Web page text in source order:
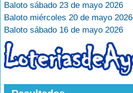
Baloto sábado 23 de mayo 2026
Baloto miércoles 20 de mayo 2026
Baloto sábado 16 de mayo 2026